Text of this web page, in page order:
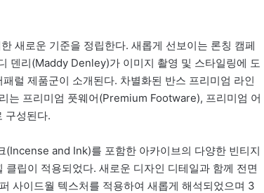
새로운 기준을 정립한다. 새롭게 선보이는 론칭 캠페
덴리(Maddy Denley)가 이미지 촬영 및 스타일링에 도
럴 제품군이 소개된다. 차별화된 반스 프리미엄 라인
는 프리미엄 풋웨어(Premium Footware), 프리미엄 어
구성된다.
and Ink)를 포함한 아카이브의 다양한 빈티지
립이 적용되었다. 새로운 디자인 디테일과 함께 전면
사이드월 텍스처를 적용하여 새롭게 해석되었으며 3